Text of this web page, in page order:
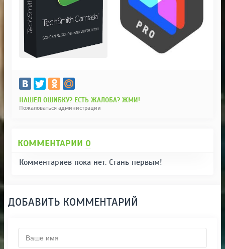
НАШЕЛ ОШИБКУ? ЕСТЬ ЖАЛОБА? ЖМИ!
Пожаловаться администрации
КОММЕНТАРИИ 0
Комментариев пока нет. Стань первым!
ДОБАВИТЬ КОММЕНТАРИЙ